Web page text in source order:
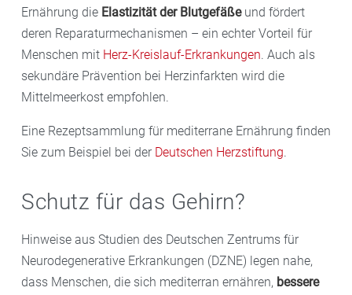
Ernährung die Elastizität der Blutgefäßeund fördert
deren Reparaturmechanismen – ein echter Vorteil für
Menschen mit Herz-Kreislauf-Erkrankungen. Auch als
sekundäre Prävention bei Herzinfarkten wird die
Mittelmeerkost empfohlen.
Eine Rezeptsammlung für mediterrane Ernährung finden
Sie zum Beispiel bei der Deutschen Herzstiftung.
Schutz für das Gehirn?
Hinweise aus Studien des Deutschen Zentrums für
Neurodegenerative Erkrankungen (DZNE) legen nahe,
dass Menschen, die sich mediterran ernähren, bessere